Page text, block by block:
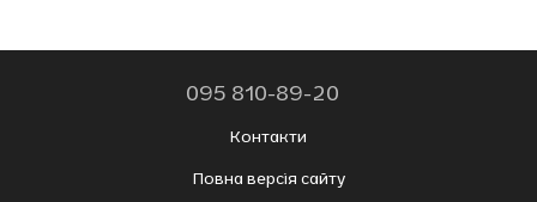
095 810-89-20
Контакти
Повна версія сайту